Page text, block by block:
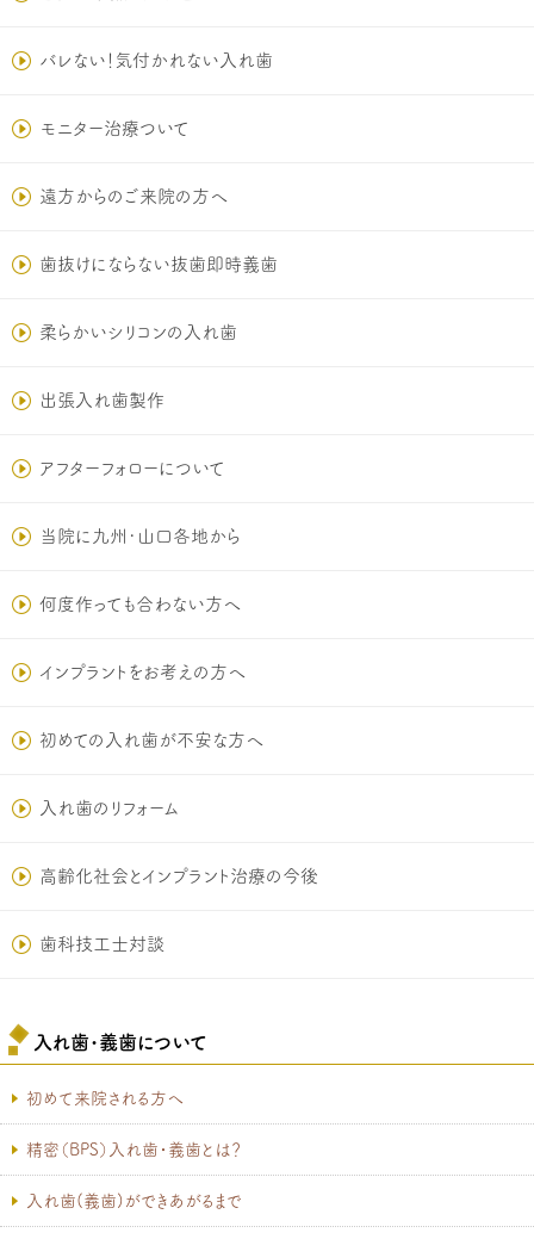
バレない！気付かれない入れ歯
モニター治療ついて
遠方からのご来院の方へ
歯抜けにならない抜歯即時義歯
柔らかいシリコンの入れ歯
出張入れ歯製作
アフターフォローについて
当院に九州･山口各地から
何度作っても合わない方へ
インプラントをお考えの方へ
初めての入れ歯が不安な方へ
入れ歯のリフォーム
高齢化社会とインプラント治療の今後
歯科技工士対談
入れ歯･義歯について
初めて来院される方へ
精密（BPS）入れ歯・義歯とは？
入れ歯(義歯)ができあがるまで